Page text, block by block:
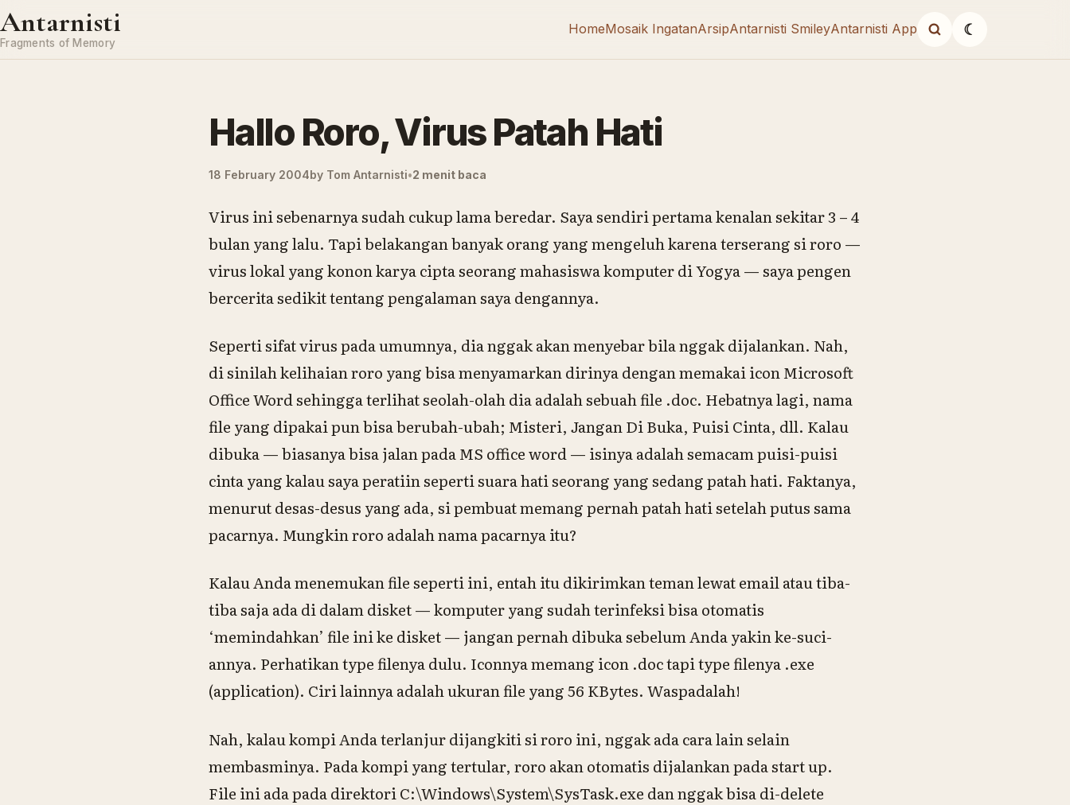
Skip to content
Antarnisti
Fragments of Memory
HomeMosaik IngatanArsipAntarnisti SmileyAntarnisti App ☾
Hallo Roro, Virus Patah Hati
18 February 2004by Tom Antarnisti 2 menit baca
Virus ini sebenarnya sudah cukup lama beredar. Saya sendiri pertama kenalan sekitar 3 – 4
bulan yang lalu. Tapi belakangan banyak orang yang mengeluh karena terserang si roro —
virus lokal yang konon karya cipta seorang mahasiswa komputer di Yogya — saya pengen
bercerita sedikit tentang pengalaman saya dengannya.
Seperti sifat virus pada umumnya, dia nggak akan menyebar bila nggak dijalankan. Nah,
di sinilah kelihaian roro yang bisa menyamarkan dirinya dengan memakai icon Microsoft
Office Word sehingga terlihat seolah-olah dia adalah sebuahfile .doc. Hebatnya lagi, nama
file yang dipakai pun bisa berubah-ubah; Misteri, Jangan Di Buka, Puisi Cinta, dll. Kalau
dibuka — biasanya bisa jalan pada MS office word — isinya adalah semacam puisi-puisi
cinta yang kalau saya peratiin seperti suara hati seorang yang sedang patah hati. Faktanya,
menurut desas-desus yang ada, si pembuat memang pernah patah hati setelah putus sama
pacarnya. Mungkin roro adalah nama pacarnya itu?
Kalau Anda menemukan file seperti ini, entah itu dikirimkan teman lewat email atau tiba-
tiba saja ada di dalam disket — komputer yang sudah terinfeksi bisa otomatis
‘memindahkan’ file ini ke disket — jangan pernah dibuka sebelum Anda yakin ke-suci-
annya. Perhatikan type filenya dulu. Iconnya memang icon .doctapi type filenya .exe
(application). Ciri lainnya adalah ukuran file yang 56 KBytes. Waspadalah!
Nah, kalau kompi Anda terlanjur dijangkiti si roro ini, nggak ada cara lain selain
membasminya. Pada kompi yang tertular, roro akan otomatis dijalankan pada start up.
File ini ada pada direktori C:\Windows\System\SysTask.exe dan nggak bisa di-delete